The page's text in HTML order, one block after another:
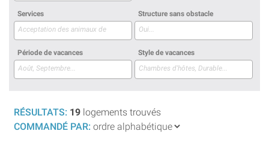
Services Structure sans obstacle
Période de vacances Style de vacances
RÉSULTATS: 19 logements trouvés
COMMANDÉ PAR: